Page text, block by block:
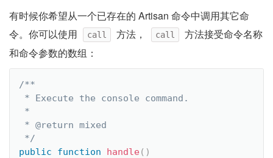
有时候你希望从一个已存在的 Artisan 命令中调用其它命
令。你可以使用
call 方法， call
方法接受命令名称
和命令参数的数组：
/**
* Execute the console command.
*
* @return mixed
*/
public
function handle( )